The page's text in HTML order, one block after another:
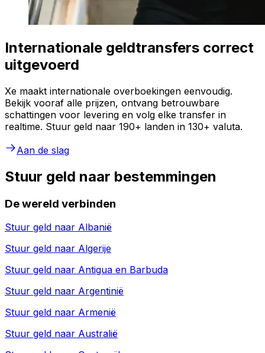
Internationale geldtransfers correct
uitgevoerd
Xe maakt internationale overboekingen eenvoudig.
Bekijk vooraf alle prijzen, ontvang betrouwbare
schattingen voor levering en volg elke transfer in
realtime. Stuur geld naar 190+ landen in 130+ valuta.
Aan de slag
Stuur geld naar bestemmingen
De wereld verbinden
Stuur geld naar Albanië
Stuur geld naar Algerije
Stuur geld naar Antigua en Barbuda
Stuur geld naar Argentinië
Stuur geld naar Armenië
Stuur geld naar Australië